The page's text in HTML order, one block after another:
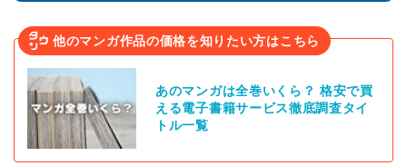
他のマンガ作品の価格を知りたい方はこちら
あのマンガは全巻いくら？ 格安で買
える電子書籍サービス徹底調査タイ
トル一覧